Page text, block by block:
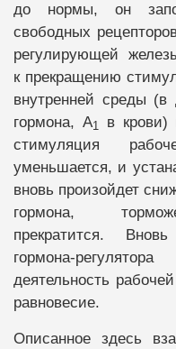
до нормы, он
свободных
регулирующей
к прекращению
внутренней среды (в
гормона, А1
в крови)
стимуляция
уменьшается, и
вновь произойдет
гормона,
прекратится.
гормона-
деятельность
равновесие.
Описанное здесь